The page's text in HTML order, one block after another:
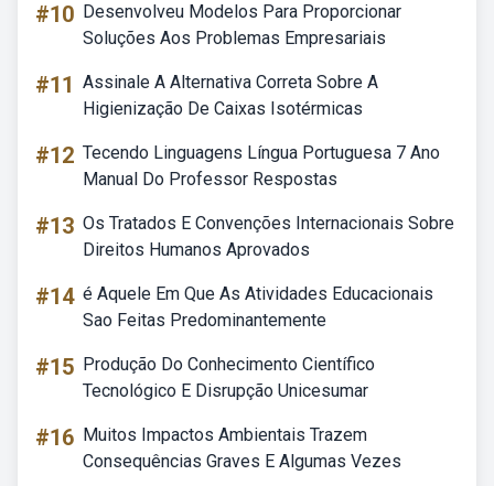
#10 Desenvolveu Modelos Para Proporcionar
Soluções Aos Problemas Empresariais
#11 Assinale A Alternativa Correta Sobre A
Higienização De Caixas Isotérmicas
#12 Tecendo Linguagens Língua Portuguesa 7 Ano
Manual Do Professor Respostas
#13 Os Tratados E Convenções Internacionais Sobre
Direitos Humanos Aprovados
#14 é Aquele Em Que As Atividades Educacionais
Sao Feitas Predominantemente
#15 Produção Do Conhecimento Científico
Tecnológico E Disrupção Unicesumar
#16 Muitos Impactos Ambientais Trazem
Consequências Graves E Algumas Vezes